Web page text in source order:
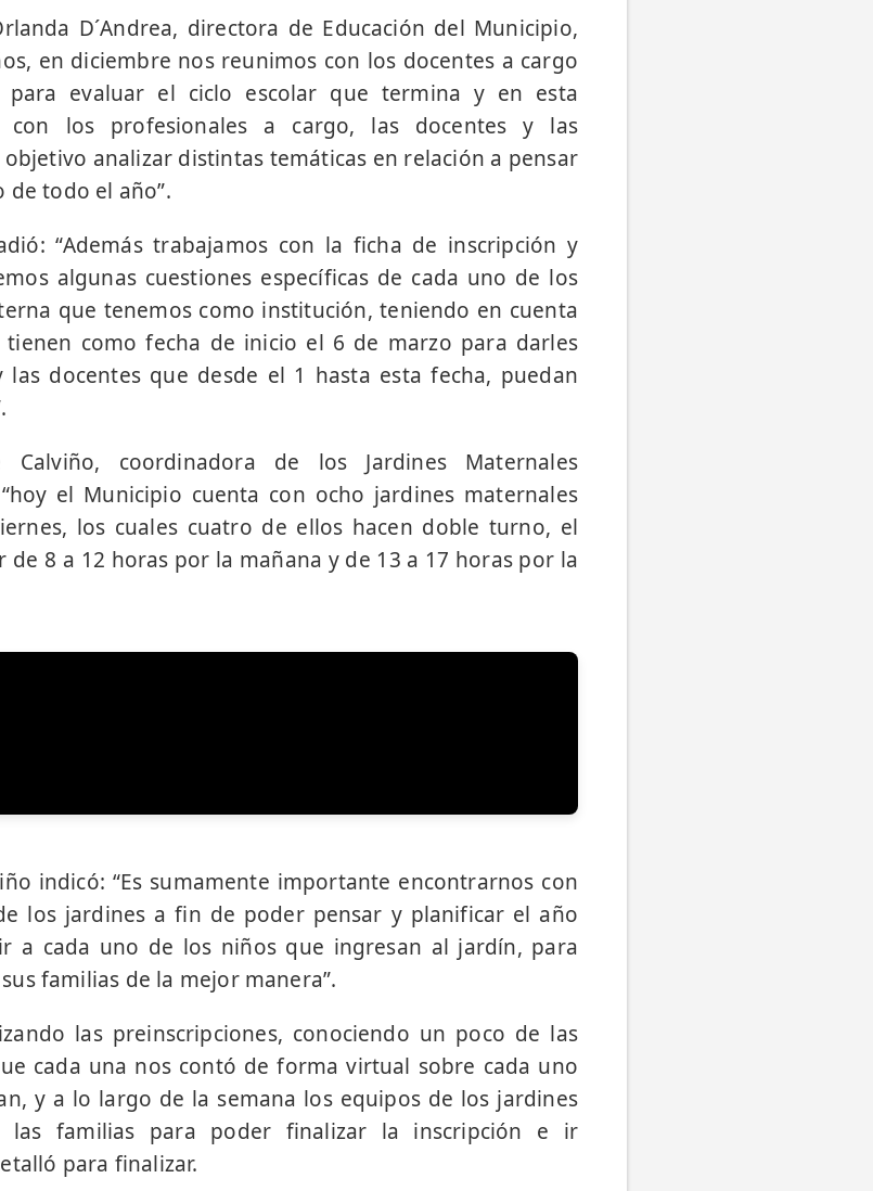
D´Andrea, directora de Educación del Municipio,
en diciembre nos reunimos con los docentes a cargo
para evaluar el ciclo escolar que termina y en esta
con los profesionales a cargo, las docentes y las
analizar distintas temáticas en relación a pensar
todo el año”.
“Además trabajamos con la ficha de inscripción y
algunas cuestiones específicas de cada uno de los
que tenemos como institución, teniendo en cuenta
como fecha de inicio el 6 de marzo para darles
docentes que desde el 1 hasta esta fecha, puedan
coordinadora de los Jardines Maternales
el Municipio cuenta con ocho jardines maternales
los cuales cuatro de ellos hacen doble turno, el
de 8 a 12 horas por la mañana y de 13 a 17 horas por la
indicó: “Es sumamente importante encontrarnos con
los jardines a fin de poder pensar y planificar el año
a cada uno de los niños que ingresan al jardín, para
familias de la mejor manera”.
las preinscripciones, conociendo un poco de las
cada una nos contó de forma virtual sobre cada uno
y a lo largo de la semana los equipos de los jardines
familias para poder finalizar la inscripción e ir
para finalizar.